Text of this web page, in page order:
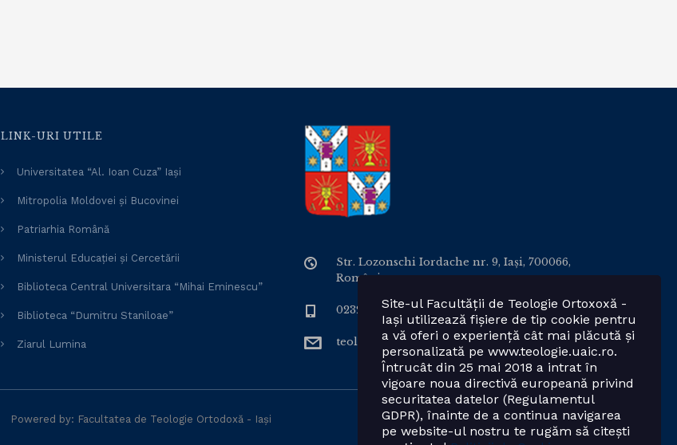
LINK-URI UTILE
Universitatea “Al. Ioan Cuza” Iași
Mitropolia Moldovei și Bucovinei
Patriarhia Română
Ministerul Educației și Cercetării
Biblioteca Central Universitara “Mihai Eminescu”
Biblioteca “Dumitru Staniloae”
Ziarul Lumina
Str. Lozonschi Iordache nr. 9, Iaşi, 700066,
România
0232 201328; 0232 201102 int. 2424, 2423, 2425
teologie.ortodoxa@uaic.ro
Powered by: Facultatea de Teologie Ortodoxă - Iași
Site-ul Facultății de Teologie Ortoxoxă -
Iași utilizează fișiere de tip cookie pentru
a vă oferi o experiență cât mai plăcută și
personalizată pe www.teologie.uaic.ro.
Întrucât din 25 mai 2018 a intrat în
vigoare noua directivă europeană privind
securitatea datelor (Regulamentul
GDPR), înainte de a continua navigarea
pe website-ul nostru te rugăm să citești